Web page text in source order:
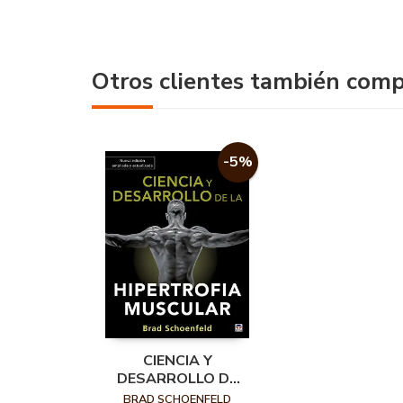
Otros clientes también
-5%
CIENCIA Y
DESARROLLO DE
LA HIPERTROFIA
BRAD SCHOENFELD